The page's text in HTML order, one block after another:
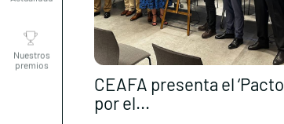
Nuestros
premios
CEAFA presenta el ‘Pacto
por el...